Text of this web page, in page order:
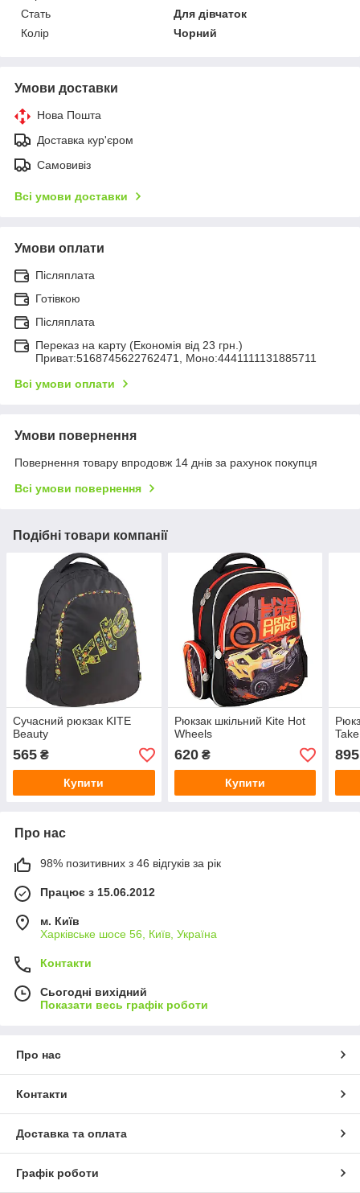
Стать
Для дівчаток
Колір
Чорний
Умови доставки
Нова Пошта
Доставка кур'єром
Самовивіз
Всі умови доставки
Умови оплати
Післяплата
Готівкою
Післяплата
Переказ на карту (Економія від 23 грн.)
Приват:5168745622762471, Моно:4441111131885711
Всі умови оплати
Умови повернення
Повернення товару впродовж 14 днів за рахунок покупця
Всі умови повернення
Подібні товари компанії
Сучасний рюкзак KITE
Beauty
565 ₴
Купити
Рюкзак шкільний Kite Hot
Wheels
620₴
Купити
895
Про нас
98% позитивних з 46 відгуків за рік
Працює з 15.06.2012
м. Київ
Харківське шосе 56, Київ, Україна
Контакти
Сьогодні вихідний
Показати весь графік роботи
Про нас
Контакти
Доставка та оплата
Графік роботи